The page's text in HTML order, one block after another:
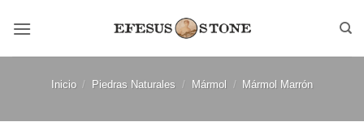
Inicio / Piedras Naturales / Mármol / Mármol Marrón